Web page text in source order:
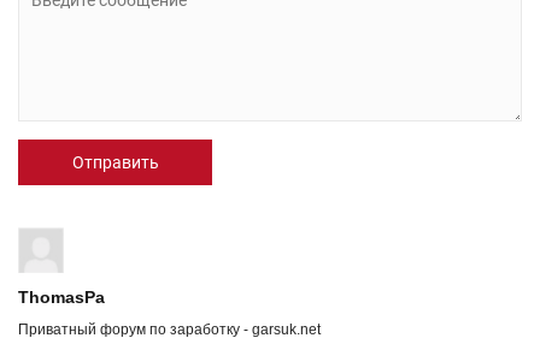
Отправить
ThomasPa
Приватный форум по заработку - garsuk.net